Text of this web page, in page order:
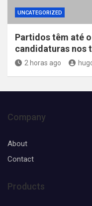
UNCATEGORIZED
Partidos têm até
candidaturas nos
2 horas ago
Company
About
Contact
Products